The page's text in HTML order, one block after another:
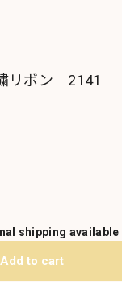
リボン 2141
shipping available
Add to cart